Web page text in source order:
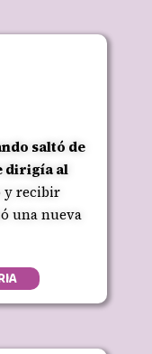
saltó de
dirigía al
y recibir
una nueva